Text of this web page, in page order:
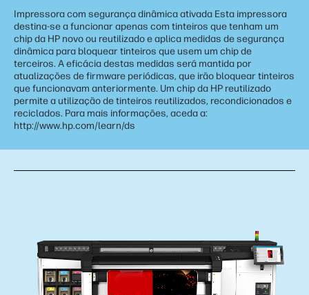
Impressora com segurança dinâmica ativada Esta impressora
destina-se a funcionar apenas com tinteiros que tenham um
chip da HP novo ou reutilizado e aplica medidas de segurança
dinâmica para bloquear tinteiros que usem um chip de
terceiros. A eficácia destas medidas será mantida por
atualizações de firmware periódicas, que irão bloquear tinteiros
que funcionavam anteriormente. Um chip da HP reutilizado
permite a utilização de tinteiros reutilizados, recondicionados e
reciclados. Para mais informações, aceda a:
http://www.hp.com/learn/ds